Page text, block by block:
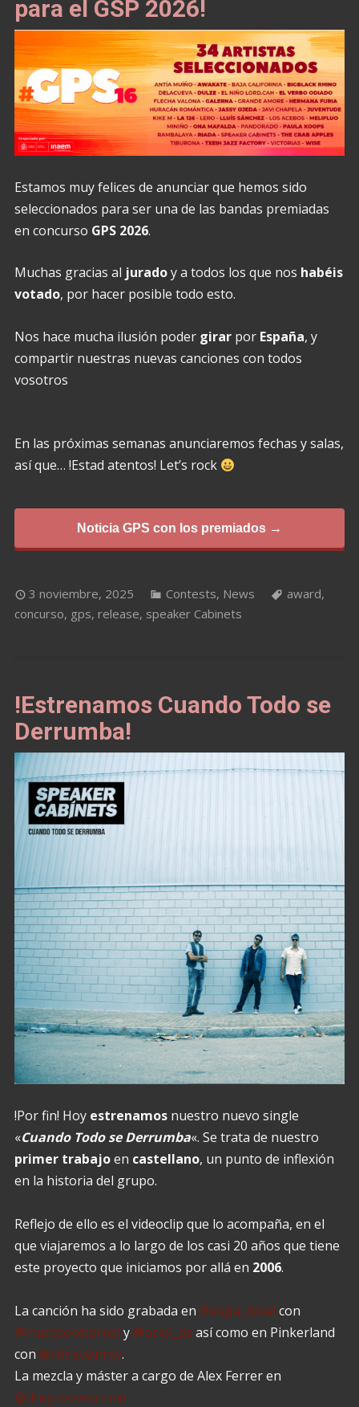
para el GSP 2026!
Estamos muy felices de anunciar que hemos sido
seleccionados para ser una de las bandas premiadas
en concurso GPS 2026.
Muchas gracias al juradoy a todos los que nos habéis
votado, por hacer posible todo esto.
Nos hace mucha ilusión poder girarpor España, y
compartir nuestras nuevas canciones con todos
vosotros
En las próximas semanas anunciaremos fechas y salas,
así que… !Estad atentos! Let’s rock
Noticia GPS con los premiados →
3 noviembre, 2025 Contests, News award,
concurso, gps, release, speaker Cabinets
!Estrenamos Cuando Todo se
Derrumba!
!Por fin! Hoy estrenamosnuestro nuevo single
«Cuando Todo se Derrumba«. Se trata de nuestro
primer trabajoen castellano, un punto de inflexión
en la historia del grupo.
Reflejo de ello es el videoclip que lo acompaña, en el
que viajaremos a lo largo de los casi 20 años que tiene
este proyecto que iniciamos por allá en 2006.
La canción ha sido grabada en @espai_local con
@marcboixberbel y @oriol_ps así como en Pinkerland
con @christianrey.
La mezcla y máster a cargo de Alex Ferrer en
@thegroovesound